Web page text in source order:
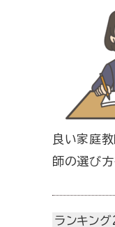
良い家庭
師の選び
ランキン